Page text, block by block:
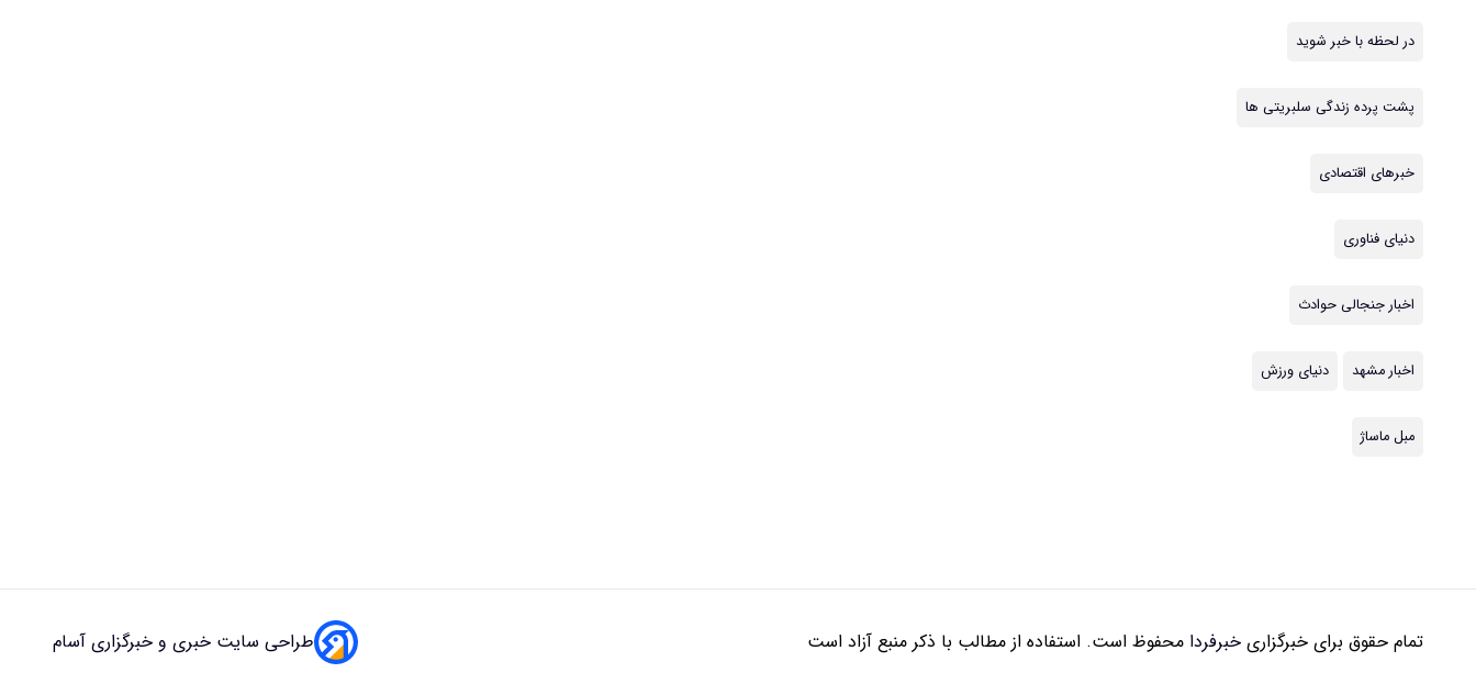
در لحظه با خبر شوید
پشت پرده زندگی سلبریتی ها
خبرهای اقتصادی
دنیای فناوری
اخبار جنجالی حوادث
اخبار مشهد دنیای ورزش
مبل ماساژ
تمام حقوق برای خبرگزاری خبرفردا محفوظ است. استفاده از مطالب با ذکر منبع آزاد است طراحی سایت خبری و خبرگزاری آسام